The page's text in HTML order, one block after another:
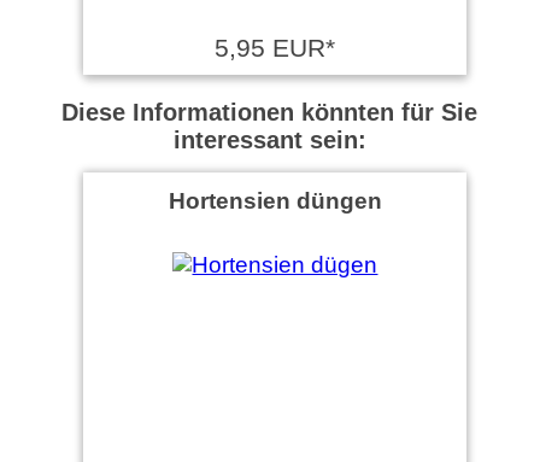
5,95 EUR*
Diese Informationen könnten für Sie
interessant sein:
Hortensien düngen